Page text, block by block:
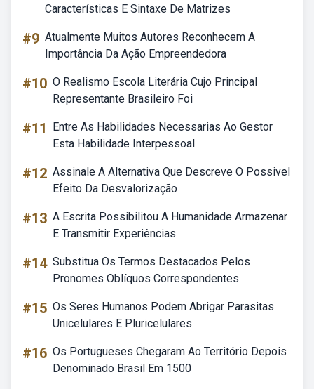
Características E Sintaxe De Matrizes
#9 Atualmente Muitos Autores Reconhecem A
Importância Da Ação Empreendedora
#10 O Realismo Escola Literária Cujo Principal
Representante Brasileiro Foi
#11
Entre As Habilidades Necessarias Ao Gestor
Esta Habilidade Interpessoal
#12 Assinale A Alternativa Que Descreve O Possivel
Efeito Da Desvalorização
#13 A Escrita Possibilitou A Humanidade Armazenar
E Transmitir Experiências
#14 Substitua Os Termos Destacados Pelos
Pronomes Oblíquos Correspondentes
#15 Os Seres Humanos Podem Abrigar Parasitas
Unicelulares E Pluricelulares
#16 Os Portugueses Chegaram Ao Território Depois
Denominado Brasil Em 1500